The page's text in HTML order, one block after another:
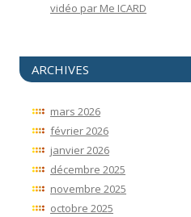
vidéo par Me ICARD
ARCHIVES
mars 2026
février 2026
janvier 2026
décembre 2025
novembre 2025
octobre 2025